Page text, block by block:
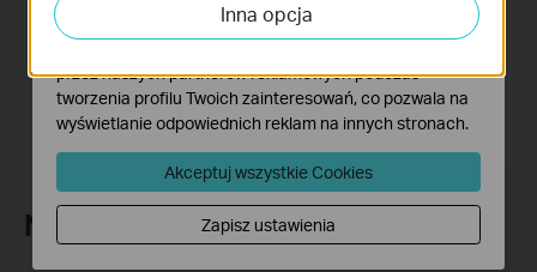
Rozwiń więcej
Newsletter
Inna opcja
dostosowanie wyświetlanych treści.
przez naszych partnerów reklamowych podczas
tworzenia profilu Twoich zainteresowań, co pozwala na
wyświetlanie odpowiednich reklam na innych stronach.
Akceptuj wszystkie Cookies
Zapisz ustawienia